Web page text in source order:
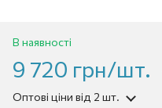
В наявності
9 720 грн/шт.
Оптові ціни від 2 шт.